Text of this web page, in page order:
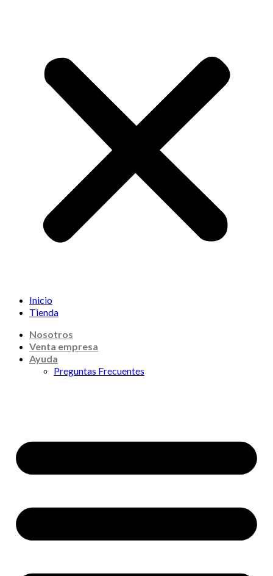
Inicio
Tienda
Nosotros
Venta empresa
Ayuda
Preguntas Frecuentes